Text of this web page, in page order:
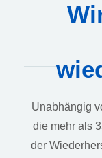
Unabhängig
die mehr als
der